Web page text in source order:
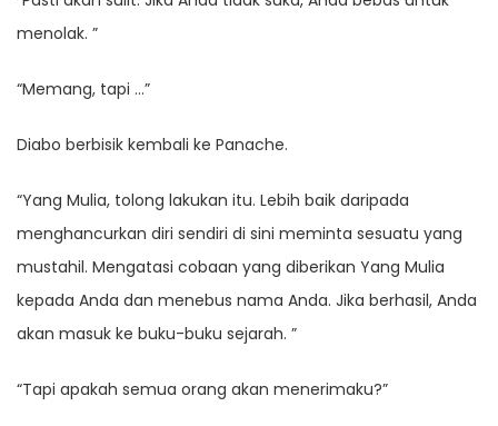
menolak. ”
“Memang, tapi …”
Diabo berbisik kembali ke Panache.
“Yang Mulia, tolong lakukan itu. Lebih baik daripada
menghancurkan diri sendiri di sini meminta sesuatu yang
mustahil. Mengatasi cobaan yang diberikan Yang Mulia
kepada Anda dan menebus nama Anda. Jika berhasil, Anda
akan masuk ke buku-buku sejarah. ”
“Tapi apakah semua orang akan menerimaku?”